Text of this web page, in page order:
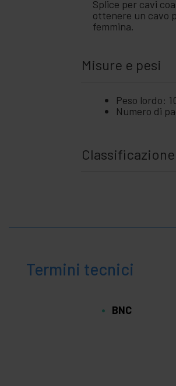
Splice per cavi
ottenere un cavo
femmina.
Misure e pesi
Peso lordo:
Numero di
Classificazione
Termini tecnici
BNC